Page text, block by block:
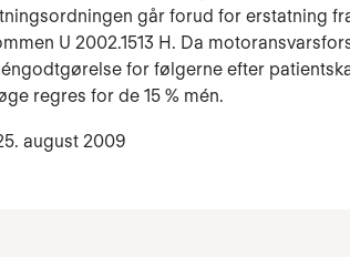
går forud for erstatning
U 2002.1513 H. Da
for følgerne efter
regres for de 15 % mén.
august 2009